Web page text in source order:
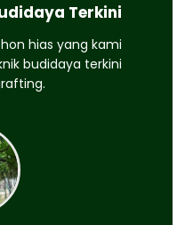
Terkini
hias yang kami
budidaya terkini